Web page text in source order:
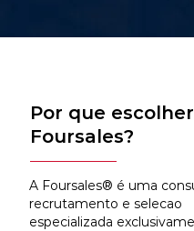
Por que
Foursales?
A Foursales® é uma
recrutamento e selecao
especializada